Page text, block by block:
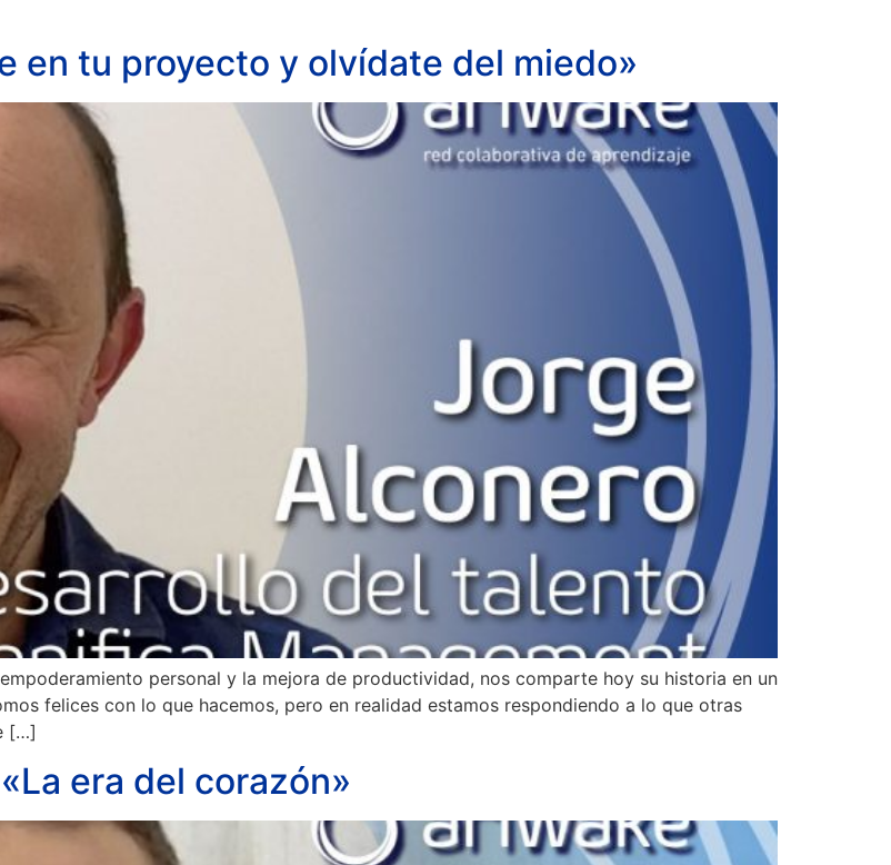
en tu proyecto y olvídate del miedo»
personal y la mejora de productividad, nos comparte hoy su historia en un
felices con lo que hacemos, pero en realidad estamos respondiendo a lo que otras
[…]
era del corazón»